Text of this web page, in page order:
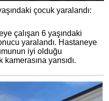
çocuk yaralandı:
çalışan 6 yaşındaki
yaralandı. Hastaneye
iyi olduğu
yansıdı.